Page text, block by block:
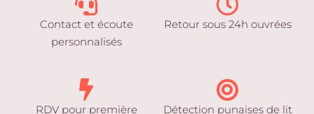
Contact et écoute
personnalisés
Retour sous 24h ouvrées
RDV pour première
Détection punaises de lit